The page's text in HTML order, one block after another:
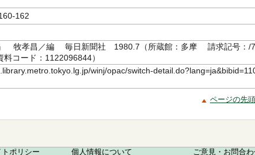
162
』 牧孝昌／編 毎日新聞社 1980.7（所蔵館：多摩 請求記号：/
コード：1122096844）
winj/opac/switch-
ページの先
トポリシー 個人情報について ご意見・お問合